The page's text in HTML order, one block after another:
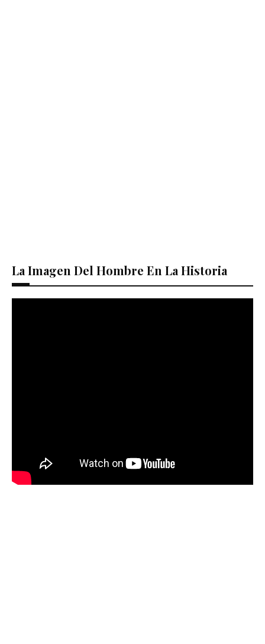
La Imagen Del Hombre En La Historia